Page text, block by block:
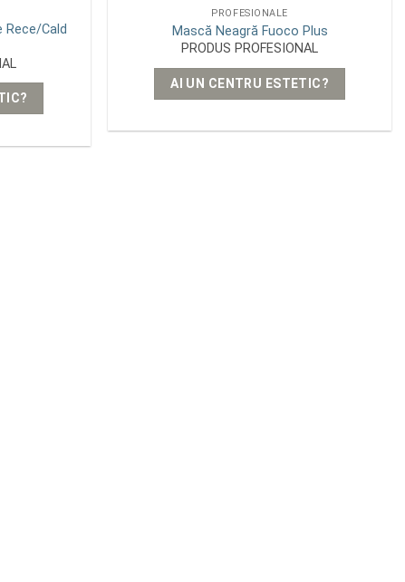
Rece/Cald
PROFESIONALE
Mască Neagră Fuoco Plus
PRODUS PROFESIONAL
AI UN CENTRU ESTETIC?